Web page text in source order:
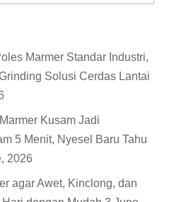
Marmer Standar Industri,
Solusi Cerdas Lantai
Kusam Jadi
5 Menit, Nyesel Baru Tahu
2026
agar Awet, Kinclong, dan